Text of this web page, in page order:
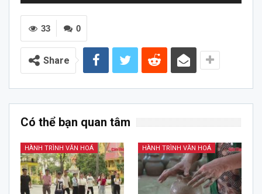
0
33
Share
Có thể bạn quan tâm
HÀNH TRÌNH VĂN HOÁ HÀNH TRÌNH VĂN HOÁ